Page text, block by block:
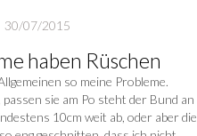
30/07/2015
haben Rüschen
so meine Probleme.
sie am Po steht der Bund an
10cm weit ab, oder aber die